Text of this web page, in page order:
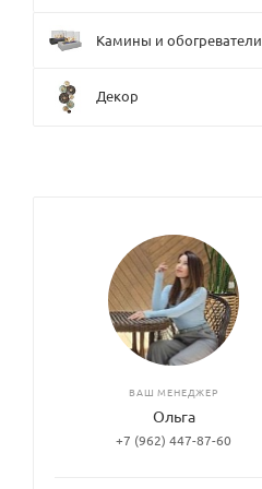
Камины и обогреватели
Декор
ВАШ МЕНЕДЖЕР
Ольга
+7 (962) 447-87-60